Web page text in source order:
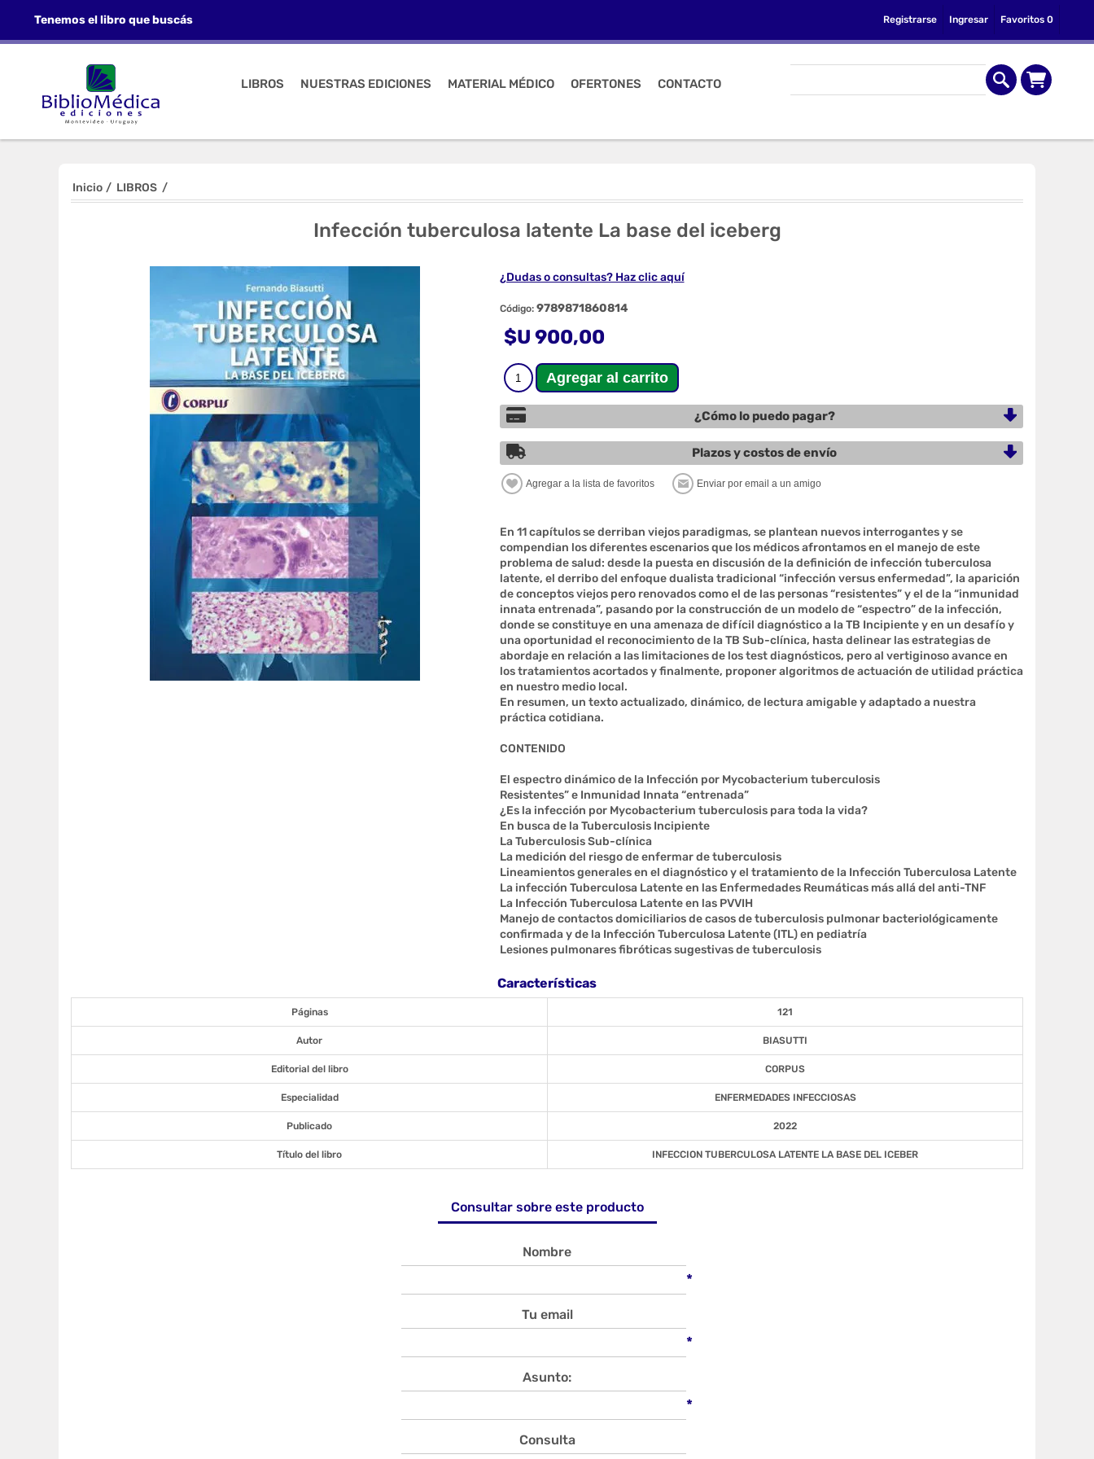
Registrarse Ingresar Favoritos 0
Tenemos el libro que buscás
LIBROS NUESTRAS EDICIONES MATERIAL MÉDICO OFERTONES CONTACTO
Inicio / LIBROS /
Infección tuberculosa latente La base del iceberg
¿Dudas o consultas? Haz clic aquí
Código: 9789871860814
$U 900,00
¿Cómo lo puedo pagar?
Plazos y costos de envío
En 11 capítulos se derriban viejos paradigmas, se plantean nuevos interrogantes y se
compendian los diferentes escenarios que los médicos afrontamos en el manejo de este
problema de salud: desde la puesta en discusión de la definición de infección tuberculosa
latente, el derribo del enfoque dualista tradicional “infección versus enfermedad”, la aparición
de conceptos viejos pero renovados como el de las personas “resistentes” y el de la “inmunidad
innata entrenada”, pasando por la construcción de un modelo de “espectro” de la infección,
donde se constituye en una amenaza de difícil diagnóstico a la TB Incipiente y en un desafío y
una oportunidad el reconocimiento de la TB Sub-clínica, hasta delinear las estrategias de
abordaje en relación a las limitaciones de los test diagnósticos, pero al vertiginoso avance en
los tratamientos acortados y finalmente, proponer algoritmos de actuación de utilidad práctica
en nuestro medio local.
En resumen, un texto actualizado, dinámico, de lectura amigable y adaptado a nuestra
práctica cotidiana.
CONTENIDO
El espectro dinámico de la Infección por Mycobacterium tuberculosis
Resistentes” e Inmunidad Innata “entrenada”
¿Es la infección por Mycobacterium tuberculosis para toda la vida?
En busca de la Tuberculosis Incipiente
La Tuberculosis Sub-clínica
La medición del riesgo de enfermar de tuberculosis
Lineamientos generales en el diagnóstico y el tratamiento de la Infección Tuberculosa Latente
La infección Tuberculosa Latente en las Enfermedades Reumáticas más allá del anti-TNF
La Infección Tuberculosa Latente en las PVVIH
Manejo de contactos domiciliarios de casos de tuberculosis pulmonar bacteriológicamente
confirmada y de la Infección Tuberculosa Latente (ITL) en pediatría
Lesiones pulmonares fibróticas sugestivas de tuberculosis
Características
Páginas 121
Autor BIASUTTI
Editorial del libro CORPUS
Especialidad ENFERMEDADES INFECCIOSAS
Publicado 2022
Título del libro INFECCION TUBERCULOSA LATENTE LA BASE DEL ICEBER
Consultar sobre este producto
Nombre
*
Tu email
*
Asunto:
*
Consulta